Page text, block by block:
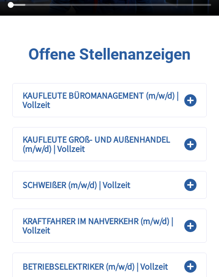
Offene Stellenanzeigen
KAUFLEUTE BÜROMANAGEMENT (m/w/d) |
Vollzeit
KAUFLEUTE GROß- UND AUßENHANDEL
(m/w/d) | Vollzeit
SCHWEIßER (m/w/d) | Vollzeit
KRAFTFAHRER IM NAHVERKEHR (m/w/d) |
Vollzeit
BETRIEBSELEKTRIKER (m/w/d) | Vollzeit